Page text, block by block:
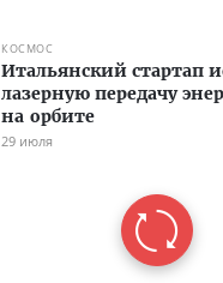
КОСМОС
Итальянский стартап
лазерную передачу
на орбите
29 июля